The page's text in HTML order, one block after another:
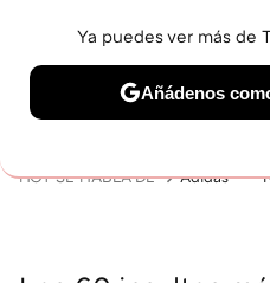
BELLEZA SHOPPING
HOY SE HABLA DE Adidas
Ya puedes ver más de
Añádenos